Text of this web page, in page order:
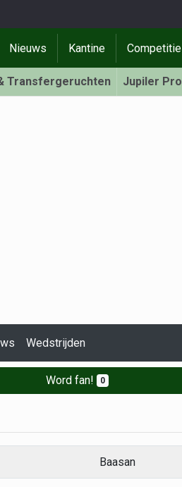
Nieuws Kantine
Transfergeruchten Jupiler
Wedstrijden
Word fan! 0
Baasan